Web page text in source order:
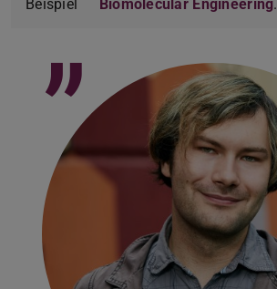
Beispiel Biomolecular Engineering.
”